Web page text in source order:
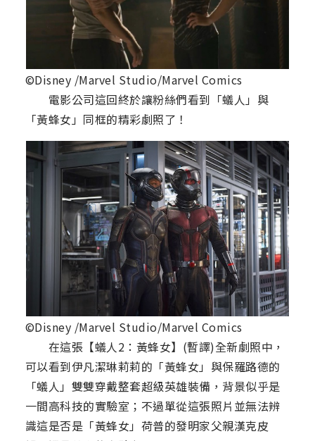
©Disney /Marvel Studio/Marvel Comics
電影公司這回終於讓粉絲們看到「蟻人」與
「黃蜂女」同框的精彩劇照了！
©Disney /Marvel Studio/Marvel Comics
在這張【蟻人2：黃蜂女】(暫譯)全新劇照中，
可以看到伊凡潔琳莉莉的「黃蜂女」與保羅路德的
「蟻人」雙雙穿戴整套超級英雄裝備，背景似乎是
一間高科技的實驗室；不過單從這張照片並無法辨
識這是否是「黃蜂女」荷普的發明家父親漢克皮